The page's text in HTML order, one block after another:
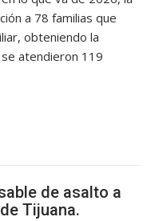
a 78 familias que
obteniendo la
atendieron 119
de asalto a
Tijuana.